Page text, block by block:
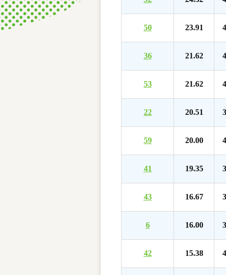
50 23.91
36 21.62
53 21.62
22 20.51
59 20.00
41 19.35
43 16.67
6 16.00
42 15.38